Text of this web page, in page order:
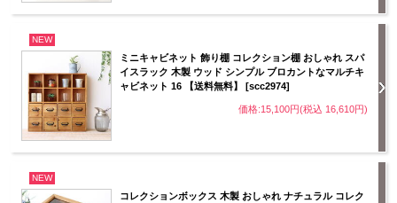
NEW
ミニキャビネット 飾り棚 コレクション棚 おしゃれ スパ
イスラック 木製 ウッド シンプル ブロカントなマルチキ
ャビネット 16 【送料無料】 [scc2974]
価格:15,100円(税込 16,610円)
NEW
コレクションボックス 木製 おしゃれ ナチュラル コレク